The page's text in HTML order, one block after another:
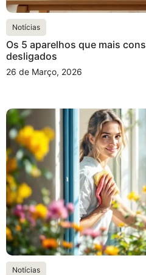
Notícias
Os 5 aparelhos que mais
desligados
26 de Março, 2026
Notícias